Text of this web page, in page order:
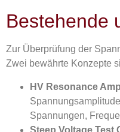
Bestehende
Zur Überprüfung der
Zwei bewährte Konzepte
HV Resonance
Spannungen,
Steep Voltage Test